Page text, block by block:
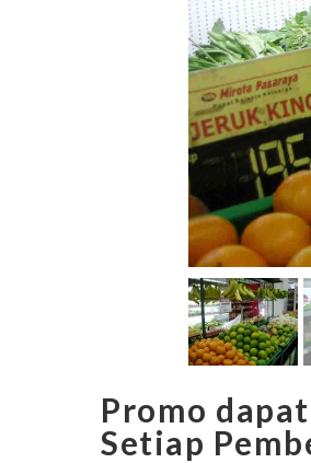
Promo
Setiap